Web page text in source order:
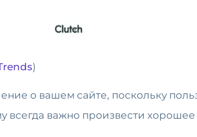
)
о вашем сайте, поскольку
всегда важно произвести